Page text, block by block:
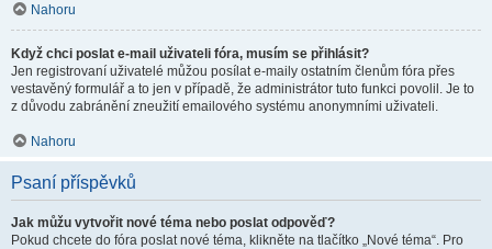
Nahoru
Když chci poslat e-mail uživateli fóra, musím se přihlásit?
Jen registrovaní uživatelé můžou posílat e-maily ostatním členům fóra přes
vestavěný formulář a to jen v případě, že administrátor tuto funkci povolil. Je to
z důvodu zabránění zneužití emailového systému anonymními uživateli.
Nahoru
Psaní příspěvků
Jak můžu vytvořit nové téma nebo poslat odpověď?
Pokud chcete do fóra poslat nové téma, klikněte na tlačítko „Nové téma“. Pro